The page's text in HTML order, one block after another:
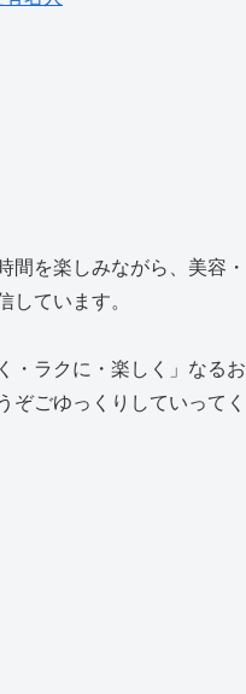
間を楽しみながら、美容・
しています。
・ラクに・楽しく」なるお
ぞごゆっくりしていってく